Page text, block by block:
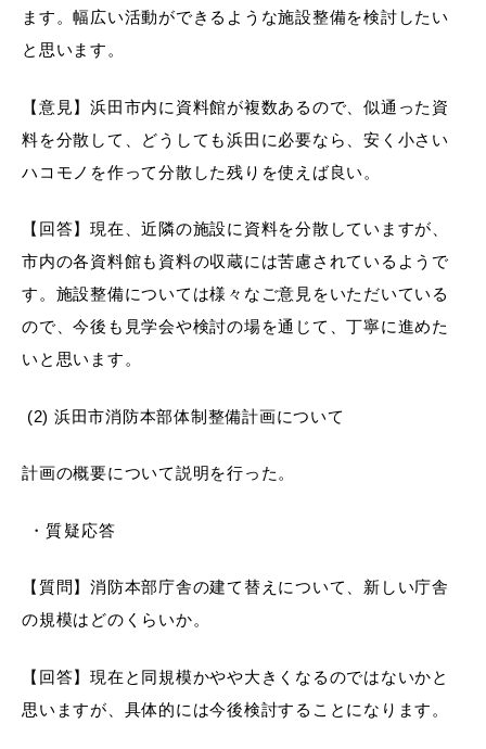
浜田市庁舎の
ご案内
各課への
お問い合わせ
ます。幅広い活動ができるような施設整備を検討したい
と思います。
【意見】浜田市内に資料館が複数あるので、似通った資
料を分散して、どうしても浜田に必要なら、安く小さい
ハコモノを作って分散した残りを使えば良い。
【回答】現在、近隣の施設に資料を分散していますが、
市内の各資料館も資料の収蔵には苦慮されているようで
す。施設整備については様々なご意見をいただいている
ので、今後も見学会や検討の場を通じて、丁寧に進めた
いと思います。
(2) 浜田市消防本部体制整備計画について
計画の概要について説明を行った。
・質疑応答
【質問】消防本部庁舎の建て替えについて、新しい庁舎
の規模はどのくらいか。
【回答】現在と同規模かやや大きくなるのではないかと
思いますが、具体的には今後検討することになります。